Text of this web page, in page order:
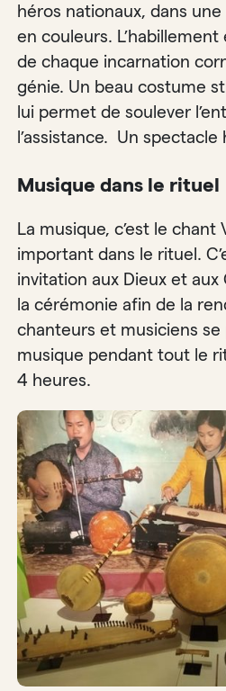
héros nationaux, dans
en couleurs.
de chaque incarnation
génie. Un beau costume
lui permet de soulever
l’assistance. Un
Musique dans le rituel
La musique, c’est le chant
important dans le rituel.
invitation aux Dieux et
la cérémonie afin de la
chanteurs et musiciens se
musique pendant tout le
4 heures.